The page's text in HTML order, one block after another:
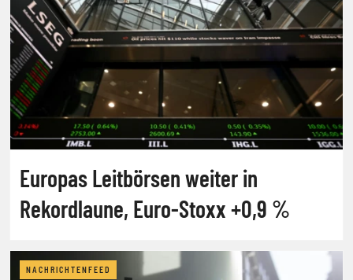
Europas Leitbörsen weiter in
Rekordlaune, Euro-Stoxx +0,9 %
NACHRICHTENFEED